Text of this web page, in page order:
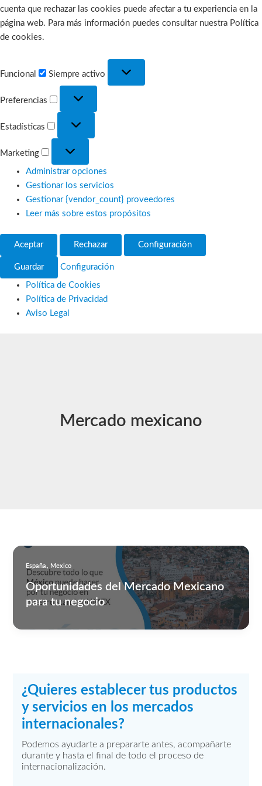
cuenta que rechazar las cookies puede afectar a tu experiencia en la
página web. Para más información puedes consultar nuestra Política
de cookies.
Funcional Siempre activo
Preferencias
Estadísticas
Marketing
Administrar opciones
Gestionar los servicios
Gestionar {vendor_count} proveedores
Leer más sobre estos propósitos
Aceptar Rechazar Configuración
Guardar Configuración
Política de Cookies
Política de Privacidad
Aviso Legal
Mercado mexicano
España, Mexico
Oportunidades del Mercado Mexicano
para tu negocio
¿Quieres establecer tus productos
y servicios en los mercados
internacionales?
Podemos ayudarte a prepararte antes, acompañarte
durante y hasta el final de todo el proceso de
internacionalización.